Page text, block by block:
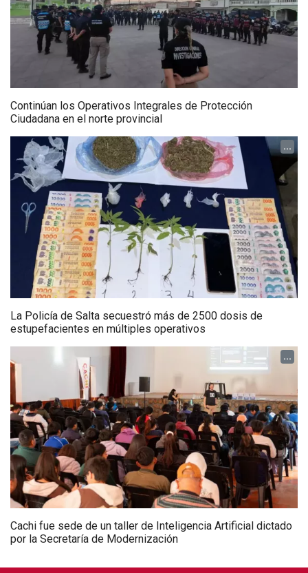
Continúan los Operativos Integrales de Protección
Ciudadana en el norte provincial
...
La Policía de Salta secuestró más de 2500 dosis de
estupefacientes en múltiples operativos
...
Cachi fue sede de un taller de Inteligencia Artificial dictado
por la Secretaría de Modernización